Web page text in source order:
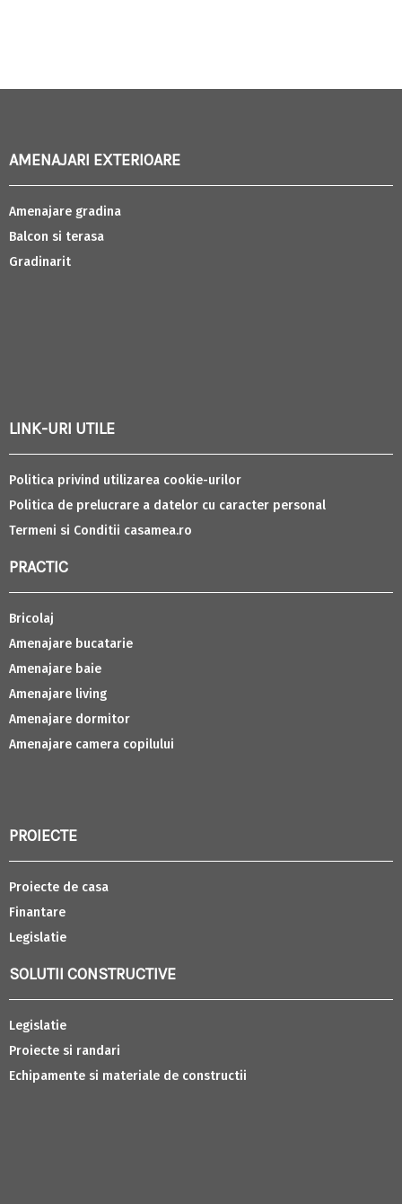
AMENAJARI EXTERIOARE
Amenajare gradina
Balcon si terasa
Gradinarit
LINK-URI UTILE
Politica privind utilizarea cookie-urilor
Politica de prelucrare a datelor cu caracter personal
Termeni si Conditii casamea.ro
PRACTIC
Bricolaj
Amenajare bucatarie
Amenajare baie
Amenajare living
Amenajare dormitor
Amenajare camera copilului
PROIECTE
Proiecte de casa
Finantare
Legislatie
SOLUTII CONSTRUCTIVE
Legislatie
Proiecte si randari
Echipamente si materiale de constructii